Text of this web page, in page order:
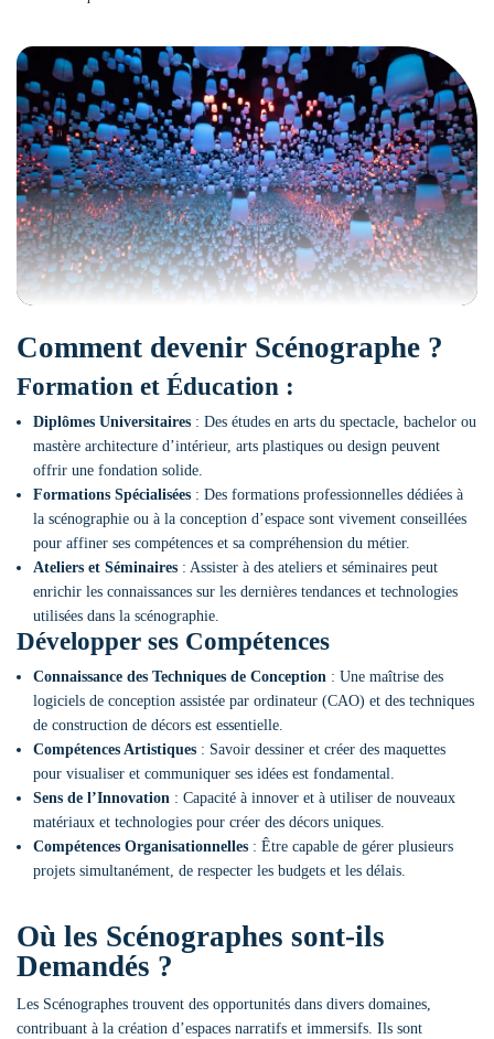
Comment devenir Scénographe ?
Formation et Éducation :
Diplômes Universitaires : Des études en arts du spectacle, bachelor ou
mastère architecture d’intérieur, arts plastiques ou design peuvent
offrir une fondation solide.
Formations Spécialisées : Des formations professionnelles dédiées à
la scénographie ou à la conception d’espace sont vivement conseillées
pour affiner ses compétences et sa compréhension du métier.
Ateliers et Séminaires : Assister à des ateliers et séminaires peut
enrichir les connaissances sur les dernières tendances et technologies
utilisées dans la scénographie.
Développer ses Compétences
Connaissance des Techniques de Conception : Une maîtrise des
logiciels de conception assistée par ordinateur (CAO) et des techniques
de construction de décors est essentielle.
Compétences Artistiques : Savoir dessiner et créer des maquettes
pour visualiser et communiquer ses idées est fondamental.
Sens de l’Innovation : Capacité à innover et à utiliser de nouveaux
matériaux et technologies pour créer des décors uniques.
Compétences Organisationnelles : Être capable de gérer plusieurs
projets simultanément, de respecter les budgets et les délais.
Où les Scénographes sont-ils
Demandés ?
Les Scénographes trouvent des opportunités dans divers domaines,
contribuant à la création d’espaces narratifs et immersifs. Ils sont